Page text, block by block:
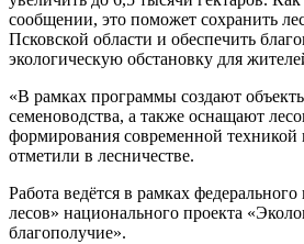
сообщении, это поможет сохранить
Псковской области и обеспечить
экологическую обстановку для
«В рамках программы создают
семеноводства, а также оснащают
формирования современной техникой
отметили в лесничестве.
Работа ведётся в рамках
лесов» национального проекта
благополучие».